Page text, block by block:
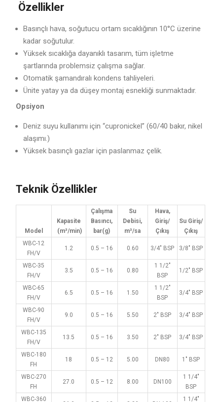
Özellikler
Basınçlı hava, soğutucu ortam sıcaklığının 10°C üzerine
kadar soğutulur.
Yüksek sıcaklığa dayanıklı tasarım, tüm işletme
şartlarında problemsiz çalışma sağlar.
Otomatik şamandıralı kondens tahliyeleri.
Ünite yatay ya da düşey montaj esnekliği sunmaktadır.
Opsiyon
Deniz suyu kullanımı için “cupronickel” (60/40 bakır, nikel
alaşımı.)
Yüksek basınçlı gazlar için paslanmaz çelik.
Teknik Özellikler
Model
Kapasite
(m³/min)
Çalışma
Basıncı,
bar(g)
Su
Debisi,
m³/sa
Hava,
Giriş/
Çıkış
Su Giriş/
Çıkış
WBC-12
FH/V
1.2 0.5 – 16 0.60 3/4″ BSP 3/8″ BSP
WBC-35
FH/V
3.5 0.5 – 16 0.80
1 1/2″
BSP
1/2″ BSP
WBC-65
FH/V
6.5 0.5 – 16 1.50
1 1/2″
BSP
3/4″ BSP
WBC-90
FH/V
9.0 0.5 – 16 5.50 2″ BSP 3/4″ BSP
WBC-135
FH/V
13.5 0.5 – 16 3.50 2″ BSP 3/4″ BSP
WBC-180
FH
18 0.5 – 12 5.00 DN80 1″ BSP
WBC-270
FH
27.0 0.5 – 12 8.00 DN100
1 1/4″
BSP
WBC-360
1 1/4″